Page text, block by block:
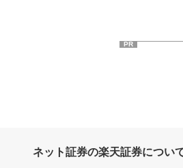
PR
ネット証券の楽天証券につい